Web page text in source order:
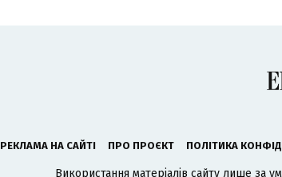
РЕКЛАМА НА САЙТІ ПРО ПРОЄКТ ПОЛІТИКА
Використання матеріалів сайту лише за